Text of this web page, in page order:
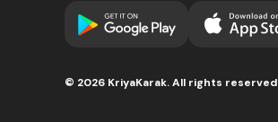
© 2026 KriyaKarak. All rights reserved